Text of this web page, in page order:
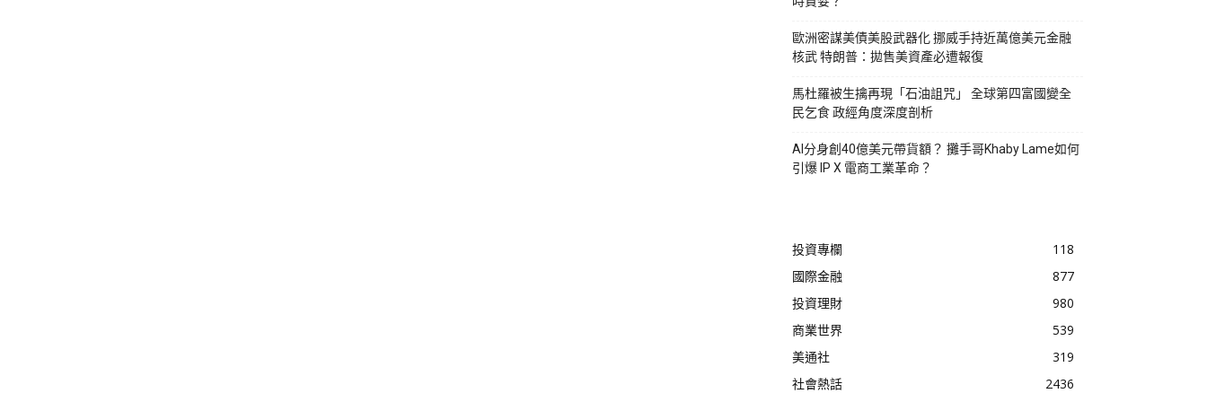
歐洲密謀美債美股武器化 挪威手持近萬億美元金融
核武 特朗普：拋售美資產必遭報復
馬杜羅被生擒再現「石油詛咒」 全球第四富國變全
民乞食 政經角度深度剖析
AI分身創40億美元帶貨額？ 攤手哥Khaby Lame如何
引爆 IP X 電商工業革命？
投資專欄
118
國際金融
877
投資理財
980
商業世界
539
美通社
319
社會熱話
2436